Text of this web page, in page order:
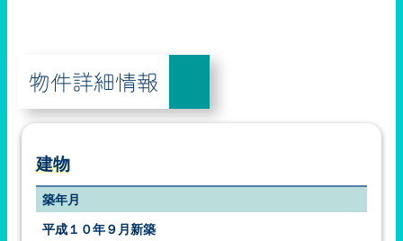
物件詳細情報
建物
築年月
平成１０年９月新築